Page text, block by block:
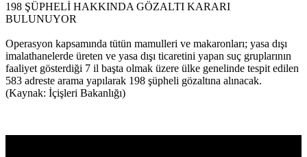
198 ŞÜPHELİ HAKKINDA GÖZALTI KARARI
BULUNUYOR
Operasyon kapsamında tütün mamulleri ve makaronları; yasa dışı
imalathanelerde üreten ve yasa dışı ticaretini yapan suç gruplarının
faaliyet gösterdiği 7 il başta olmak üzere ülke genelinde tespit edilen
583 adreste arama yapılarak 198 şüpheli gözaltına alınacak.
(Kaynak: İçişleri Bakanlığı)